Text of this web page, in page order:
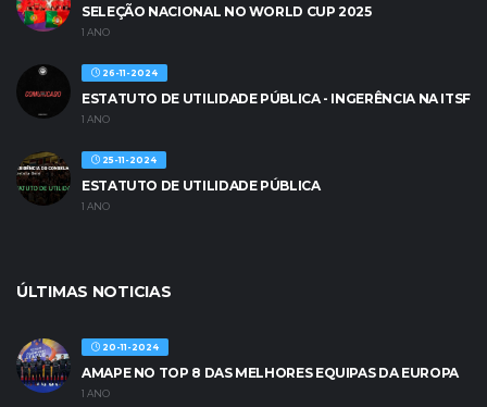
SELEÇÃO NACIONAL NO WORLD CUP 2025
1 ANO
26-11-2024
ESTATUTO DE UTILIDADE PÚBLICA - INGERÊNCIA NA ITSF
1 ANO
25-11-2024
ESTATUTO DE UTILIDADE PÚBLICA
1 ANO
ÚLTIMAS NOTICIAS
20-11-2024
AMAPE NO TOP 8 DAS MELHORES EQUIPAS DA EUROPA
1 ANO